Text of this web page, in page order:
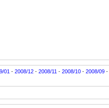
01 - 2008/12 - 2008/11 - 2008/10 - 2008/09 -